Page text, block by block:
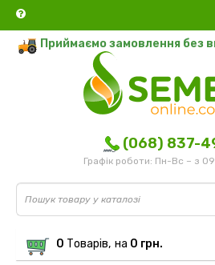
(068) 837-
Графік роботи: Пн-Вс – з
0 Tоварів, на 0 грн.
Приймаємо замовлення без